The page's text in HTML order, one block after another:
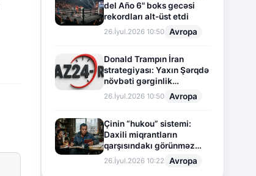
del Año 6" boks gecəsi
rekordları alt-üst etdi
26.İyul.2026 10:50 Avropa
Donald Trampın İran
strategiyası: Yaxın Şərqdə
növbəti gərginlik
mərhələsi
26.İyul.2026 10:50 Avropa
Çinin “hukou” sistemi:
Daxili miqrantların
qarşısındakı görünməz
sədd
26.İyul.2026 10:22 Avropa